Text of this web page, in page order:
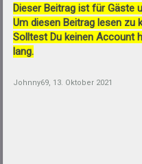
Dieser Beitrag ist für Gäste
Um diesen Beitrag lesen zu
Solltest Du keinen Account
lang.
Johnny69, 13. Oktober 2021